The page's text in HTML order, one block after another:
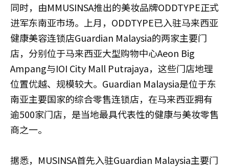
同时，由MMUSINSA推出的美妆品牌ODDTYPE正式
进军东南亚市场。上月，ODDTYPE已入驻马来西亚
健康美容连锁店Guardian Malaysia的两家主要门
店，分别位于马来西亚大型购物中心Aeon Big
Ampang与IOI City Mall Putrajaya，这些门店地理
位置优越、规模较大。Guardian Malaysia是位于东
南亚主要国家的综合零售连锁店，在马来西亚拥有
逾500家门店，是当地最具代表性的健康与美妆零售
商之一。
据悉，MUSINSA首先入驻Guardian Malaysia主要门